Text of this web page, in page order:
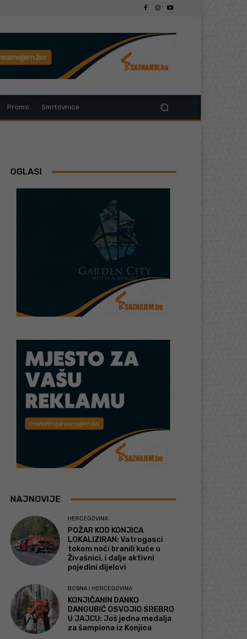
Promo Smrtovnice
OGLASI
NAJNOVIJE
HERCEGOVINA
POŽAR KOD KONJICA
LOKALIZIRAN: Vatrogasci
tokom noći branili kuće u
Živašnici, i dalje aktivni
pojedini dijelovi
BOSNA I HERCEGOVINA
KONJIČANIN DANKO
DANGUBIĆ OSVOJIO SREBRO
U JAJCU: Još jedna medalja
za šampiona iz Konjica